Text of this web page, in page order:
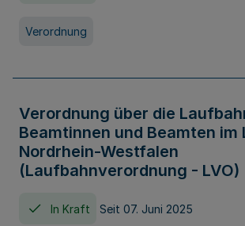
Verordnung
Verordnung über die
Beamtinnen und Beamten im
Nordrhein-Westfalen
(Laufbahnverordnung - LVO)
In Kraft Seit 07. Juni 2025